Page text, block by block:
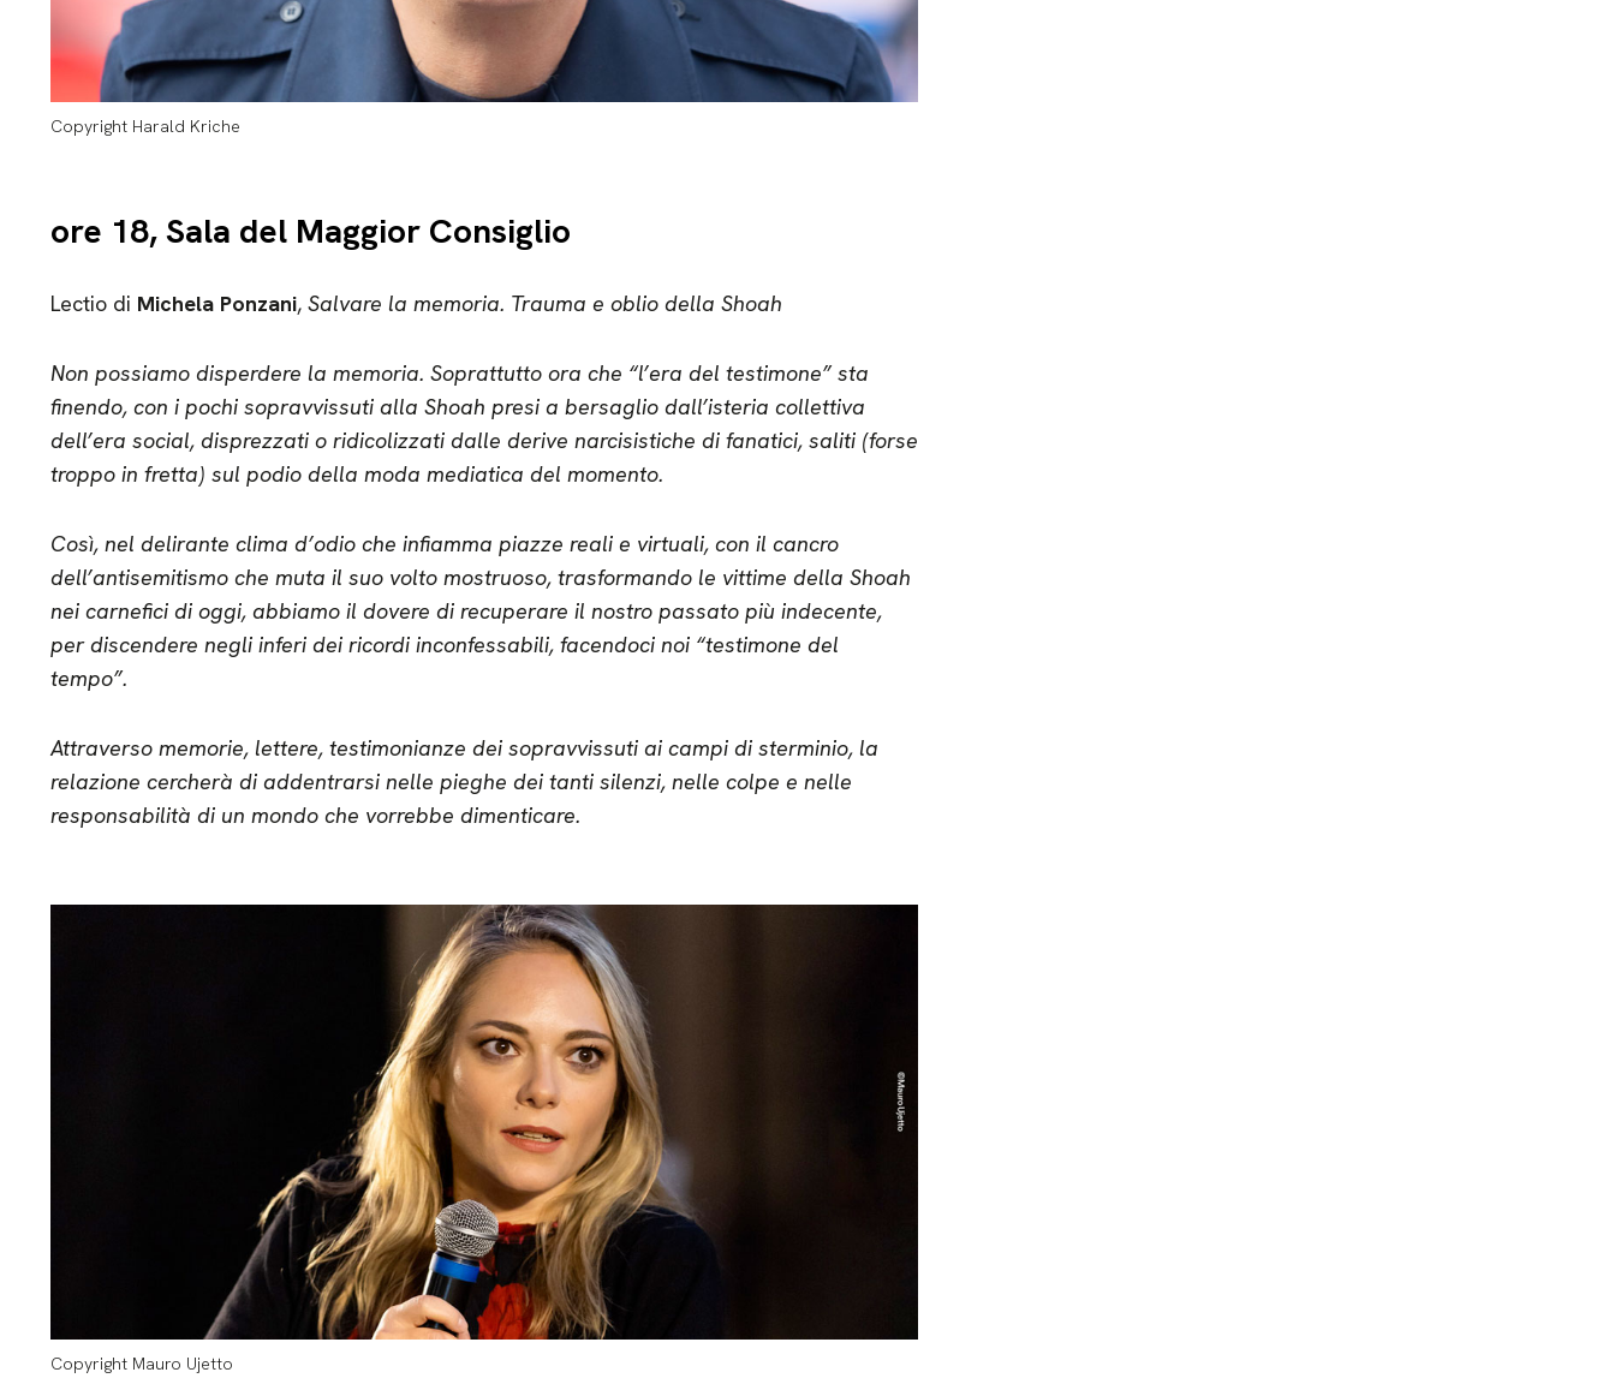
Copyright Harald Kriche
ore 18, Sala del Maggior Consiglio
Lectio di Michela Ponzani, Salvare la memoria. Trauma e oblio della Shoah
Non possiamo disperdere la memoria. Soprattutto ora che “l’era del testimone” sta
finendo, con i pochi sopravvissuti alla Shoah presi a bersaglio dall’isteria collettiva
dell’era social, disprezzati o ridicolizzati dalle derive narcisistiche di fanatici, saliti (forse
troppo in fretta) sul podio della moda mediatica del momento.
Così, nel delirante clima d’odio che infiamma piazze reali e virtuali, con il cancro
dell’antisemitismo che muta il suo volto mostruoso, trasformando le vittime della Shoah
nei carnefici di oggi, abbiamo il dovere di recuperare il nostro passato più indecente,
per discendere negli inferi dei ricordi inconfessabili, facendoci noi “testimone del
tempo”.
Attraverso memorie, lettere, testimonianze dei sopravvissuti ai campi di sterminio, la
relazione cercherà di addentrarsi nelle pieghe dei tanti silenzi, nelle colpe e nelle
responsabilità di un mondo che vorrebbe dimenticare.
Copyright Mauro Ujetto